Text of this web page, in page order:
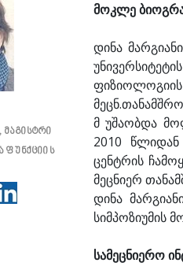
ფუნქციის
მოკლე
დინა
მ უშაობდა
2010 წლიდან
ცენტრის
მეცნიერ
დინა
სიმპოზიუმის
სამეცნიერო